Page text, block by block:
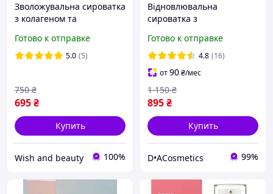
Зволожувальна сироватка
з колагеном та
Medicube Triple Collagen
Serum, 55 мл
Готово к отправке
5.0 (5)
695₴
750 ₴
Купить
Wish and beauty 100%
Відновлювальна
сироватка з
пептидами Medicube
PDRN Pink Peptide Serum,
30 мл
Готово к отправке
4.8 (16)
от90₴/мес
895₴
1 150 ₴
Купить
D•ACosmetics 99%